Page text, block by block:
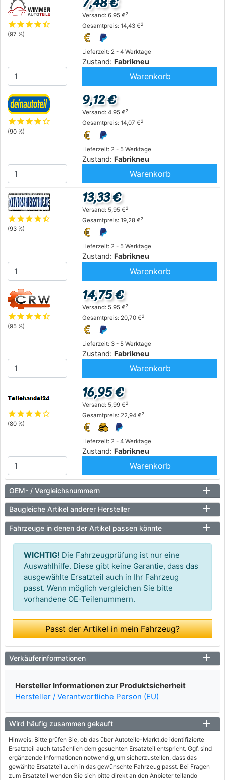
starstarstarstarstar_half
(97 %)
Lieferzeit: 2 - 4 Werktage
Zustand: Fabrikneu
Versand: 6,95 €2
Gesamtpreis: 14,43 €2
Warenkorb
starstarstarstarstar_outline
(90 %)
Lieferzeit: 2 - 5 Werktage
Zustand: Fabrikneu
9,12 €
Versand: 4,95 €2
Gesamtpreis: 14,07 €2
Warenkorb
starstarstarstarstar_half
(93 %)
Lieferzeit: 2 - 5 Werktage
Zustand: Fabrikneu
13,33 €
Versand: 5,95 €2
Gesamtpreis: 19,28 €2
Warenkorb
starstarstarstarstar_half
(95 %)
Lieferzeit: 3 - 5 Werktage
Zustand: Fabrikneu
14,75 €
Versand: 5,95 €2
Gesamtpreis: 20,70 €2
Warenkorb
starstarstarstarstar_outline
(80 %)
Lieferzeit: 2 - 4 Werktage
Zustand: Fabrikneu
16,95 €
Versand: 5,99 €2
Gesamtpreis: 22,94 €2
Warenkorb
OEM- / Vergleichsnummern
Baugleiche Artikel anderer Hersteller
Fahrzeuge in denen der Artikel passen könnte
WICHTIG! Die Fahrzeugprüfung ist nur eine
Auswahlhilfe. Diese gibt keine Garantie, dass das
ausgewählte Ersatzteil auch in Ihr Fahrzeug
passt. Wenn möglich vergleichen Sie bitte
vorhandene OE-Teilenummern.
Passt der Artikel in mein Fahrzeug?
Verkäuferinformationen
Hersteller Informationen zur Produktsicherheit
Hersteller / Verantwortliche Person (EU)
Wird häufig zusammen gekauft
Hinweis: Bitte prüfen Sie, ob das über Autoteile-Markt.de identifizierte
Ersatzteil auch tatsächlich dem gesuchten Ersatzteil entspricht. Ggf. sind
ergänzende Informationen notwendig, um sicherzustellen, dass das
gewählte Ersatzteil auch in das gewünschte Fahrzeug passt. Bei Fragen
zum Ersatzteil wenden Sie sich bitte direkt an den Anbieter teilando